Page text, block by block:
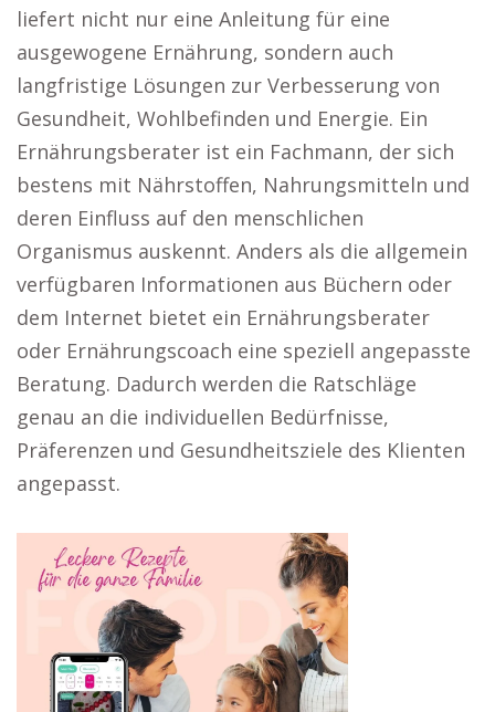
liefert nicht nur eine Anleitung für eine
ausgewogene Ernährung, sondern auch
langfristige Lösungen zur Verbesserung von
Gesundheit, Wohlbefinden und Energie. Ein
Ernährungsberater ist ein Fachmann, der sich
bestens mit Nährstoffen, Nahrungsmitteln und
deren Einfluss auf den menschlichen
Organismus auskennt. Anders als die allgemein
verfügbaren Informationen aus Büchern oder
dem Internet bietet ein Ernährungsberater
oder Ernährungscoach eine speziell angepasste
Beratung. Dadurch werden die Ratschläge
genau an die individuellen Bedürfnisse,
Präferenzen und Gesundheitsziele des Klienten
angepasst.